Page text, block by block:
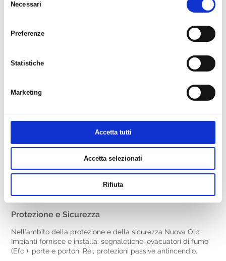
delNecessari
Preferenze
Statistiche
Marketing
Accetta tutti
Accetta selezionati
Rifiuta
Condizionamento e Climatizzazione
climatizzazione, del condizionamento, del raffrescamento e
del trattamento dell’aria in ambienti domestici, commerciali e
Protezione e Sicurezza
Nell'ambito della protezione e della sicurezza Nuova Olp
Impianti fornisce e installa: segnaletiche, evacuatori di fumo
(Efc ), porte e portoni Rei, protezioni passive antincendio.